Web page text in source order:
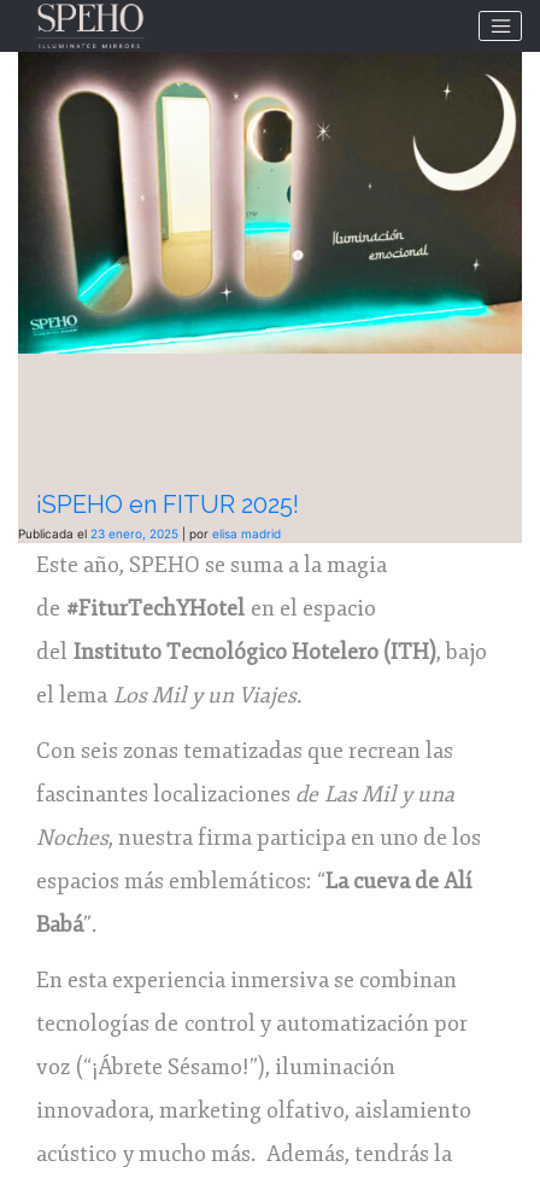
Etiqueta:
¡SPEHO en FITUR 2025!
Publicada el 23 enero, 2025 por elisa madrid
Este año, SPEHO se suma a la magia
de #FiturTechYHotel en el espacio
del Instituto Tecnológico Hotelero (ITH), bajo
el lema Los Mil y un Viajes.
Con seis zonas tematizadas que recrean las
fascinantes localizaciones de Las Mil y una
Noches, nuestra firma participa en uno de los
espacios más emblemáticos: “La cueva de Alí
Babá”.
En esta experiencia inmersiva se combinan
tecnologías de control y automatización por
voz (“¡Ábrete Sésamo!”), iluminación
innovadora, marketing olfativo, aislamiento
acústico y mucho más. Además, tendrás la